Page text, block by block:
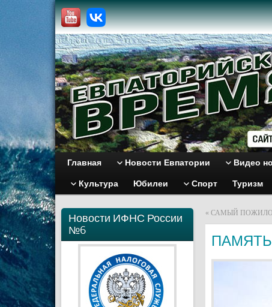
Главная Новости Евпатории Видео
Культура Юбилеи Спорт Туризм
Новости ИФНС России
№6
« САМЫЙ